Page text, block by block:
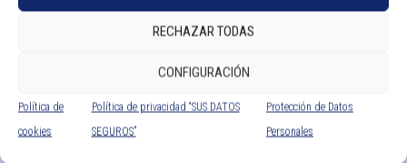
RECHAZAR TODAS
CONFIGURACIÓN
Política de
cookies
Política de privacidad “SUS DATOS
SEGUROS”
Protección de Datos
Personales
MUÑEQUERA SEMIRRÍGIDA INMOVILIZADORA CON FÉRULA
MP-D72: Modelo derecha